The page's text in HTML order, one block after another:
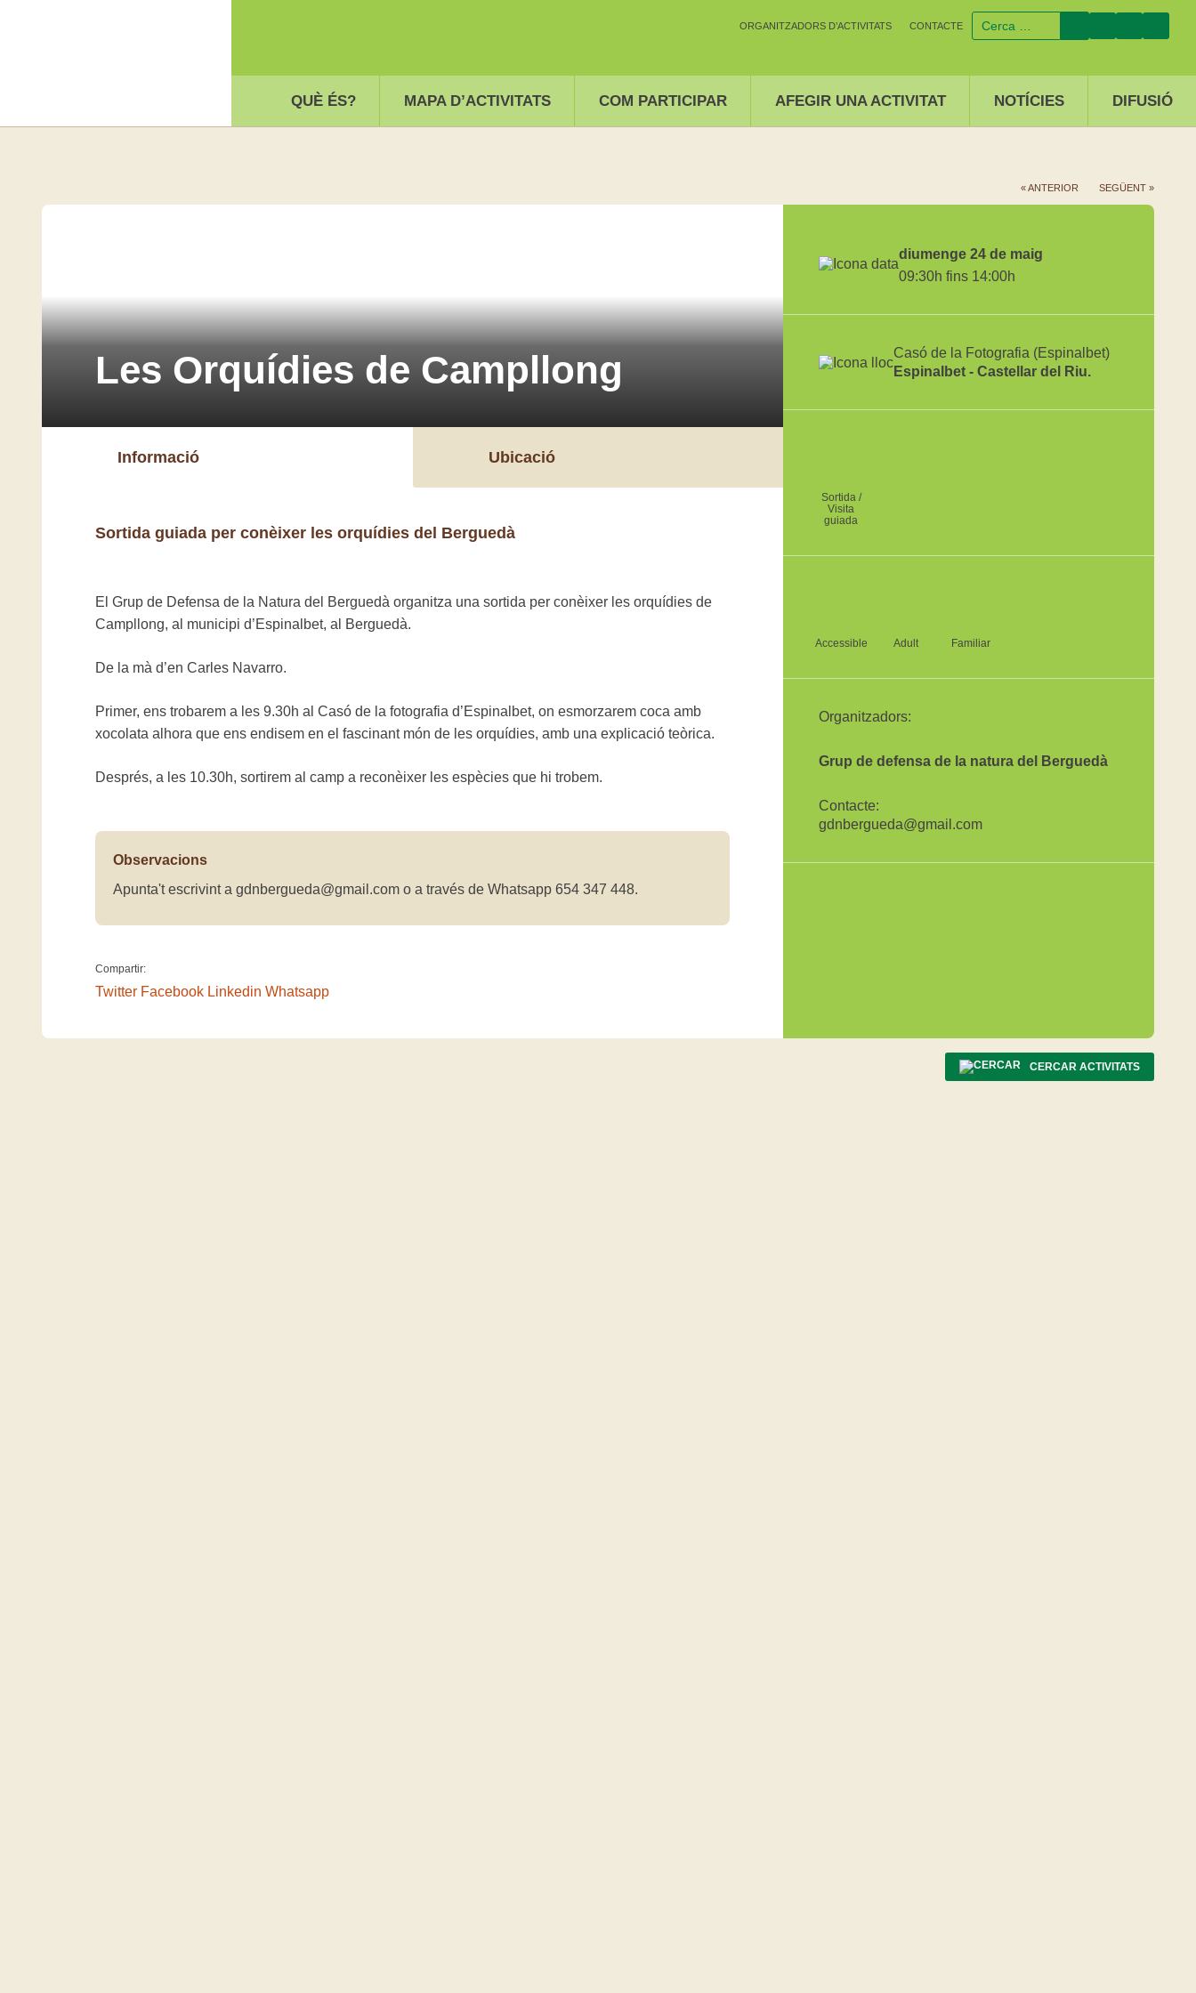
ORGANITZADORS D’ACTIVITATS CONTACTE
QUÈ ÉS? MAPA D’ACTIVITATS COM PARTICIPAR AFEGIR UNA ACTIVITAT NOTÍCIES DIFUSIÓ
« ANTERIOR SEGÜENT »
Les Orquídies de Campllong
Informació Ubicació
Sortida guiada per conèixer les orquídies del Berguedà
El Grup de Defensa de la Natura del Berguedà organitza una sortida per conèixer les orquídies de
Campllong, al municipi d’Espinalbet, al Berguedà.
De la mà d’en Carles Navarro.
Primer, ens trobarem a les 9.30h al Casó de la fotografia d’Espinalbet, on esmorzarem coca amb
xocolata alhora que ens endisem en el fascinant món de les orquídies, amb una explicació teòrica.
Després, a les 10.30h, sortirem al camp a reconèixer les espècies que hi trobem.
Observacions
Apunta't escrivint a gdnbergueda@gmail.com o a través de Whatsapp 654 347 448.
Compartir:
Twitter Facebook Linkedin Whatsapp
diumenge 24 de maig
09:30h fins 14:00h
Casó de la Fotografia (Espinalbet)
Espinalbet - Castellar del Riu.
Sortida /
Visita
guiada
Accessible Adult Familiar
Organitzadors:
Grup de defensa de la natura del Berguedà
Contacte:
gdnbergueda@gmail.com
CERCAR ACTIVITATS